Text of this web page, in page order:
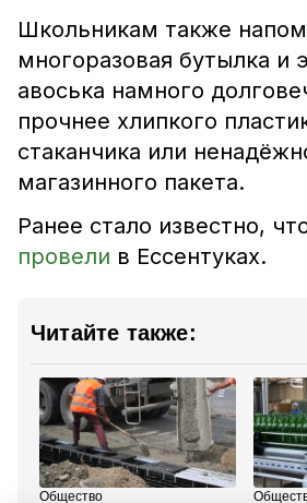
Школьникам также
многоразовая бутылка и
авоська намного
прочнее хлипкого
стаканчика или
магазинного пакета.
Ранее стало известно,
провели в Ессентуках.
Читайте также:
Общество